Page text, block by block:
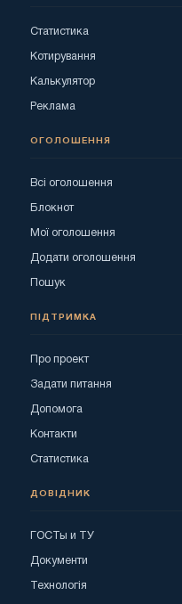
Статистика
Котирування
Калькулятор
Реклама
ОГОЛОШЕННЯ
Всі оголошення
Блокнот
Мої оголошення
Додати оголошення
Пошук
ПІДТРИМКА
Про проект
Задати питання
Допомога
Контакти
Статистика
ДОВІДНИК
ГОСТы и ТУ
Документи
Технологія